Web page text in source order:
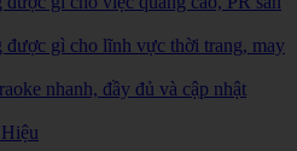
gì cho lĩnh vực thời trang, may
nhanh, đầy đủ và cập nhật